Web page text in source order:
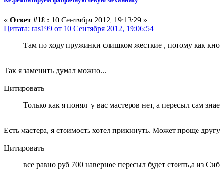
« Ответ #18 : 10 Сентября 2012, 19:13:29 »
Цитата: ras199 от 10 Сентября 2012, 19:06:54
Там по ходу пружинки слишком жесткие , потому как
Так я заменить думал можно...
Цитировать
Только как я понял у вас мастеров нет, а пересыл сам
Есть мастера, я стоимость хотел прикинуть. Может проще
Цитировать
все равно руб 700 наверное пересыл будет стоить,а из